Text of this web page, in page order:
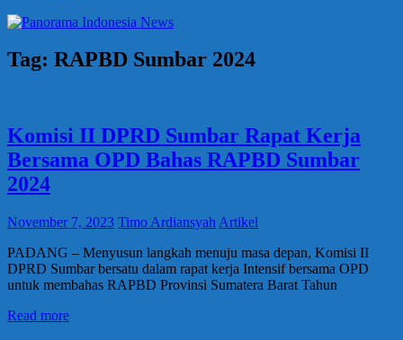
Tag: RAPBD Sumbar 2024
Komisi II DPRD Sumbar Rapat Kerja
Bersama OPD Bahas RAPBD Sumbar
2024
November 7, 2023 Timo Ardiansyah Artikel
PADANG – Menyusun langkah menuju masa depan, Komisi II
DPRD Sumbar bersatu dalam rapat kerja Intensif bersama OPD
untuk membahas RAPBD Provinsi Sumatera Barat Tahun
Read more